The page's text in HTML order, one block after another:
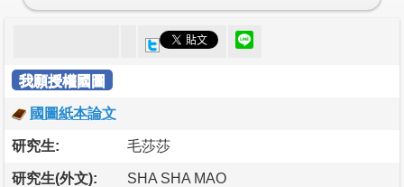
我願授權國圖
國圖紙本論文
研究生: 毛莎莎
研究生(外文): SHA SHA MAO